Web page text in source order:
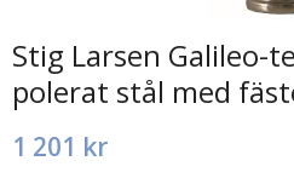
Stig Larsen Galileo-
polerat stål med
1 201 kr